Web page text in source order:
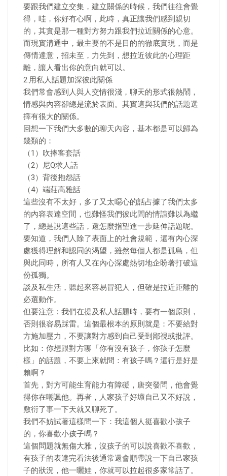
要跟我們建立交集，建立關係的時候，我們往往會覺
得，哇，你好有心啊，此時，真正讓我們感到親切
的，其實是那一種對方努力跟我們拉近關係的心意。
而現實溝通中，最主要的不是目的的徹底實現，而是
傳情達意，招未至，力先到，想拉近彼此的心理距
離，讓人看出你的意向就可以。
2.用私人話題加深彼此關係
我們常會感到人與人交情很淺，聊天的形式很熱鬧，
情感與內容卻總是流於表面。其實這與我們的話題選
擇有很大的關係。
回想一下我們大多數的聊天內容，基本都是可以歸為
幾類的：
（1）吹捧客套話
（2）尼Q求人話
（3）背後抱怨話
（4）端莊高雅話
這些沒有不太好，多了又太噁心的話占據了我們太多
的內容表達空間，也難怪我們彼此間的情誼難以為繼
了，總是說這些話，還怎麼指望進一步延伸話題呢。
要知道，我們人除了表面上的社會規範，還有內心深
處獲得理解和認同的渴望，雖然每個人都是孤島，但
與此同時，所有人又在內心深處熱切地企盼著打破這
份孤獨。
談及私生活，聽起來容易冒犯人，但確是拉近距離的
必選動作。
但要注意：我們在提及私人話題時，要有一個原則，
否則很容易踩雷。這個最根本的原則就是：不要給對
方施加壓力，不要讓對方感到自己受到鄙視或批評。
比如：你想跟對方聊「你有沒有孩子，你孩子怎麼
樣」的話題，不要上來就問：有孩子嗎？還行是好是
賴啊？
首先，對方可能生育能力有障礙，唐突發問，他會覺
得你在嘲諷他。再者，人家孩子好壞自己又不好說，
敷衍了事一下天就又聊死了。
我們不妨試著這樣問一下：我這個人挺喜歡小孩子
的，你喜歡小孩子嗎？
這個問題就無傷大雅，沒孩子的可以說喜歡不喜歡，
有孩子的表達完看法後通常還會順帶說一下自己家孩
子的狀況，他一曬娃，你就可以拉起很多家常話了。